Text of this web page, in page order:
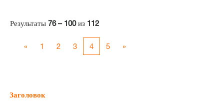
Результаты 76 – 100из 112
« 1 2 3 4 5 »
Заголовок